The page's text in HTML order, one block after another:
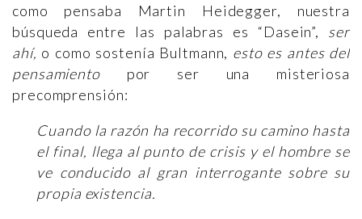
como pensaba Martin Heidegger, nuestra
búsqueda entre las palabras es “Dasein”, ser
ahí, o como sostenía Bultmann, esto es antes del
pensamientopor ser una misteriosa
precomprensión:
Cuando la razón ha recorrido su camino hasta
el final, llega al punto de crisis y el hombre se
ve conducido al gran interrogante sobre su
propia existencia.